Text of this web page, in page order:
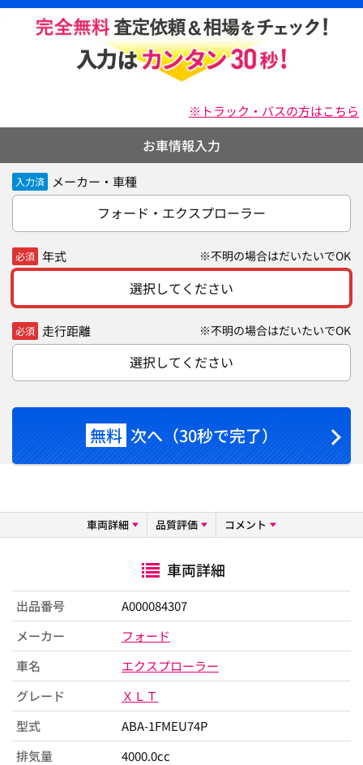
※トラック・バスの方はこちら
お車情報入力
入力済 メーカー・車種
フォード・エクスプローラー
必須 年式 ※不明の場合はだいたいでOK
選択してください
必須 走行距離 ※不明の場合はだいたいでOK
選択してください
無料 次へ（30秒で完了）
車両詳細 品質評価 コメント
車両詳細
出品番号
A000084307
メーカー
フォード
車名
エクスプローラー
グレード
ＸＬＴ
型式
ABA-1FMEU74P
排気量
4000.0cc